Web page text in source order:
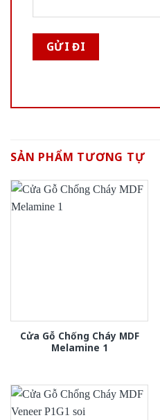
SẢN PHẨM TƯƠNG TỰ
Cửa Gỗ Chống Cháy MDF
Melamine 1